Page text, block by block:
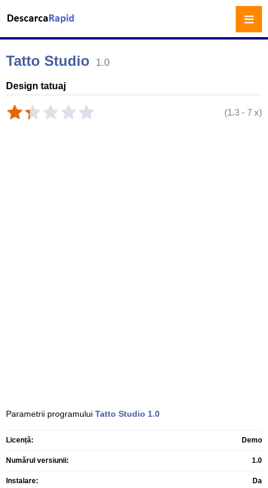
Tatto Studio 1.0
Design tatuaj
(1.3 - 7 x)
Parametrii programului Tatto Studio 1.0
Licență: Demo
Numărul versiunii: 1.0
Instalare: Da
≡